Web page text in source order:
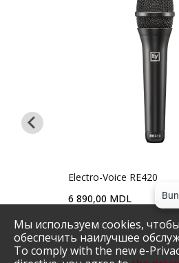
Мы используем cookies, чтобы
обеспечить наилучшее
To comply with the new e-
Electro-Voice RE420
6 890,00 MDL